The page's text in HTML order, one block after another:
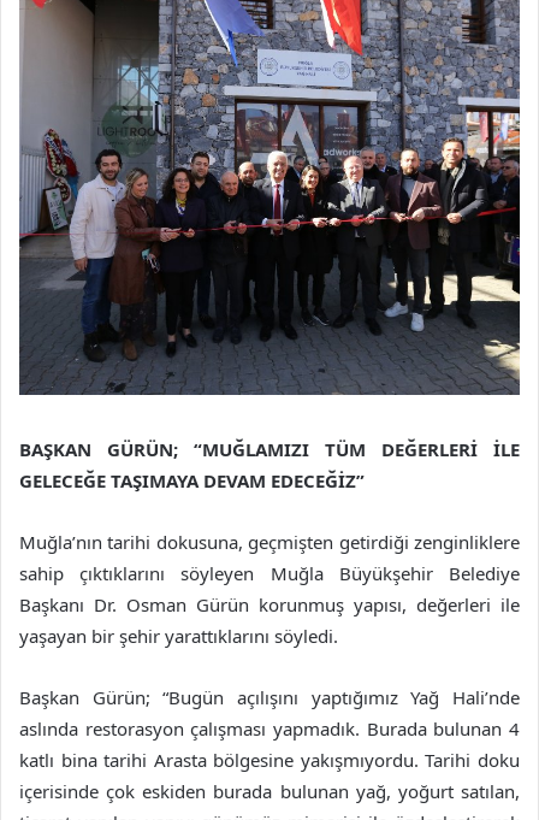
BAŞKAN GÜRÜN; “MUĞLAMIZI TÜM DEĞERLERİ İLE
GELECEĞE TAŞIMAYA DEVAM EDECEĞİZ”
Muğla’nın tarihi dokusuna, geçmişten getirdiği zenginliklere
sahip çıktıklarını söyleyen Muğla Büyükşehir Belediye
Başkanı Dr. Osman Gürün korunmuş yapısı, değerleri ile
yaşayan bir şehir yarattıklarını söyledi.
Başkan Gürün; “Bugün açılışını yaptığımız Yağ Hali’nde
aslında restorasyon çalışması yapmadık. Burada bulunan 4
katlı bina tarihi Arasta bölgesine yakışmıyordu. Tarihi doku
içerisinde çok eskiden burada bulunan yağ, yoğurt satılan,